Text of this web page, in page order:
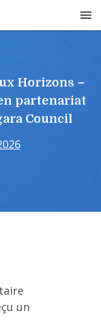
Horizons –
partenariat
Council
un